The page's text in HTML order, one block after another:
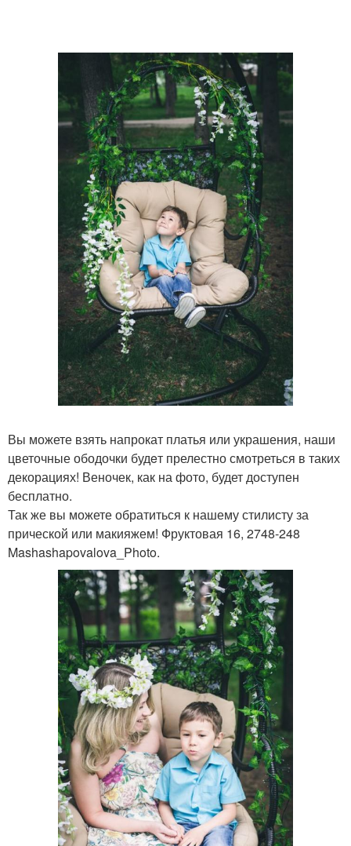
Вы можете взять напрокат платья или украшения, наши
цветочные ободочки будeт прелестно смотреться в таких
декорациях! Веночек, как на фото, будет доступен
бесплатно.
Так же вы можете обратиться к нашему стилисту за
прической или макияжем! Фруктовая 16, 2748-248
Mashashapovalova_Photo.